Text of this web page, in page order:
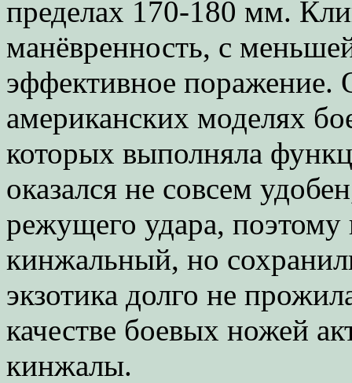
пределах 170-180 мм.
манёвренность, с
эффективное поражение.
американских моделях
которых выполняла
оказался не совсем
режущего удара, поэтому
кинжальный, но
экзотика долго не
качестве боевых ножей
кинжалы.